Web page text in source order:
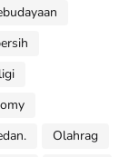
Olahrag